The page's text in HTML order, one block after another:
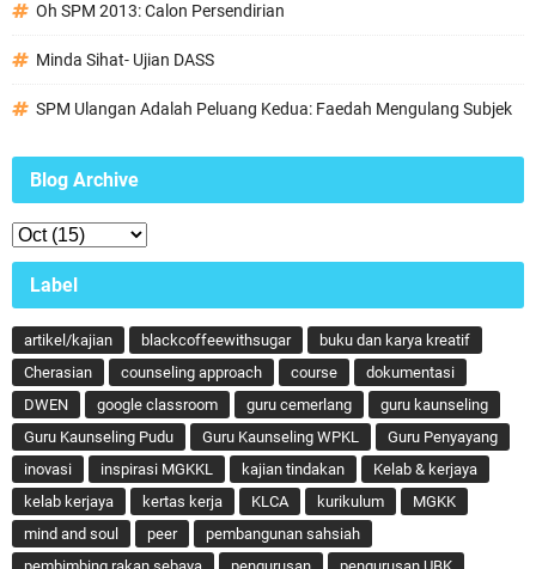
Oh SPM 2013: Calon Persendirian
Minda Sihat- Ujian DASS
SPM Ulangan Adalah Peluang Kedua: Faedah Mengulang Subjek
Blog Archive
Label
artikel/kajian blackcoffeewithsugar
buku dan karya kreatif
Cherasian
counseling approach course
dokumentasi
DWEN
google classroom guru cemerlang
guru kaunseling
Guru Kaunseling Pudu
Guru Kaunseling WPKL
Guru Penyayang
inovasi
inspirasi MGKKL kajian tindakan
Kelab & kerjaya
kelab kerjaya
kertas kerja KLCA kurikulum
MGKK
mind and soul
peer
pembangunan sahsiah